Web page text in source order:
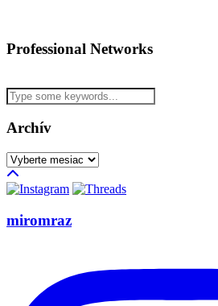
Professional Networks
Archív
Archív
miromraz